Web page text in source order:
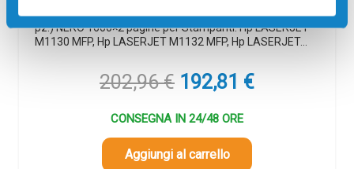
Toner originale Hp CE285AD Multipack 85A (Conf. da 2
pz.) NERO 1600×2 pagine per Stampanti: Hp LASERJET
M1130 MFP, Hp LASERJET M1132 MFP, Hp LASERJET…
202,96€ Il
originale
era:
202,96 €.
192,81 €Il
CONSEGNA IN 24/48 ORE
Aggiungi al carrello